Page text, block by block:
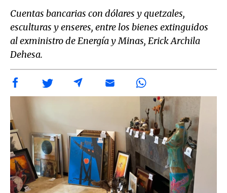
Cuentas bancarias con dólares y quetzales,
esculturas y enseres, entre los bienes extinguidos
al exministro de Energía y Minas, Erick Archila
Dehesa.